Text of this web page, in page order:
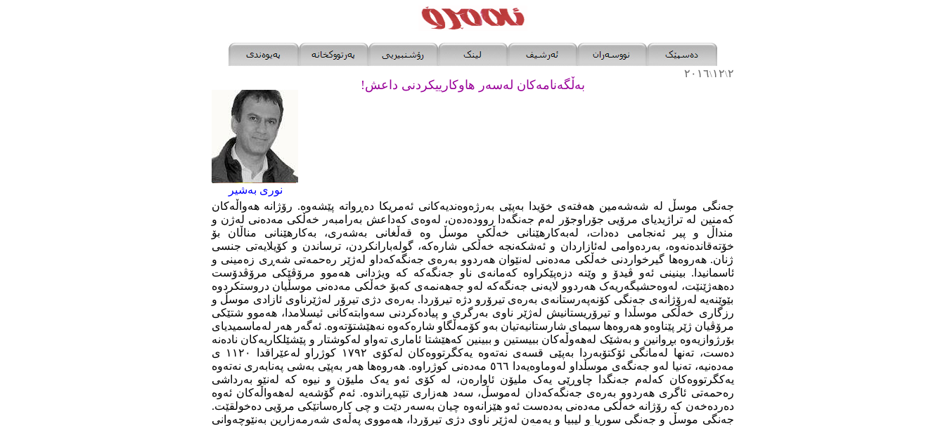
٢\١٢\٢٠١٦
بەڵگەنامەکان لەسەر ھاوکار ییکر دنی داعش!
نوری بەشیر
جەنگی موسڵ لە شەشەمین ھەفتەی خۆیدا بەپێی بەرژەوەندیەکانی ئەمریکا دەڕواتە پێشەوە. رۆژانە ھەواڵەکان
کەمنین لە تراژیدیای مرۆیی جۆراوجۆر لەم جەنگەدا روودەدەن، لەوەی کەداعش بەرامبەر خەڵکی مەدەنی لەژن و
منداڵ و پیر ئەنجامی دەدات، ‌لەبەکارھێنانی خەڵکی موسڵ وە قەڵغانی بەشەری، بەکارھێنانی مناڵان بۆ
خۆتەقاندەنەوە، بەردەوامی لەئازاردان و ئەشکەنجە خەڵکی شارەکە، گولەبارانکردن، ترساندن و کۆیلایەتی جنسی
ژنان. ھەروەھا گیرخواردنی خەڵکی مەدەنی لەنێوان ھەردوو بەرەی جەنگەکەداو لەژێر رەحمەتی شەڕی زەمینی و
ئاسمانیدا. بینینی ئەو ڤیدۆ و وێنە دزەپێکراوە کەمانەی ناو جەنگەکە کە ویژدانی ھەموو مرۆڤێکی مرۆڤدۆست
دەھەژێنێت، لەوەحشیگەریەک ھەردوو لایەنی جەنگەکە لەو جەھەنمەی کەبۆ خەڵکی مەدەنی موسڵیان دروستکردوە
بێوێنەیە لەرۆژانەی جەنگی کۆنەپەرستانەی بەرەی تیرۆرو دژە تیرۆردا. بەرەی دژی تیرۆر لەژێرناوی ئازادی موسڵ و
رزگاری خەڵکی موسڵدا و تیرۆریستانیش لەژێر ناوی بەرگری و پیادەکردنی سەوابتەکانی ئیسلامدا، ھەموو شتێکی
مرۆڤیان ژێر پێناوەو ھەروەھا سیمای شارستانیەتیان بەو کۆمەڵگاو شارەکەوە نەھێشتۆتەوە. ئەگەر ھەر لەماسمیدیای
بۆرژوازیەوە بڕوانین و بەشێک لەھەوڵەکان ببیستین و ببینین کەھێشتا ئاماری تەواو لەکوشتار و پێشێلکاریەکان نادەنە
دەست، تەنھا لەمانگی ئۆکتۆبەردا بەپێی قسەی نەتەوە یەکگرتووەکان لەکۆی ١٧٩٢ کوژراو لەعێراقدا ١١٢٠ ی
مەدەنیە، تەنیا لەو جەنگەی موسڵداو لەوماوەیەدا ٥٦٦ مەدەنی کوژراوە. ھەروەھا ھەر بەپێی بەشی پەنابەری نەتەوە
یەکگرتووەکان کەلەم جەنگدا چاوڕێی یەک ملیۆن ئاوارەن، لە کۆی ئەو یەک ملیۆن و نیوە کە لەنێو بەرداشی
رەحمەتی ئاگری ھەردوو بەرەی جەنگەکەدان لەموسڵ، سەد ھەزاری تێپەڕاندوە. ئەم گۆشەیە لەھەواڵەکان ئەوە
دەردەخەن کە رۆژانە ‌خەڵکی مەدەنی بەدەست ئەو ھێزانەوە چیان بەسەر دێت و چی کارەساتێکی مرۆیی دەخولقێت.
جەنگی موسڵ و جەنگی سوریا و لیبیا و یەمەن لەژێر ناوی دژی تیرۆردا، ھەمووی پەڵەی شەرمەزارین بەنێوچەوانی